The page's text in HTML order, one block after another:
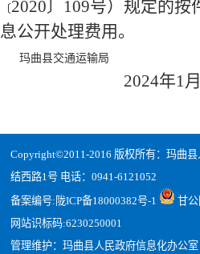
〔 2020〕109号）规定的
息公开处理费用。
玛曲县交通运输局
2024年1月
Copyright©2011-2016 版权所有：玛曲
结西路1号 电话：0941-6121052
备案编号: 陇ICP备18000382号-1
甘
网站识标码:6230250001
管理维护：玛曲县人民政府信息化办公室